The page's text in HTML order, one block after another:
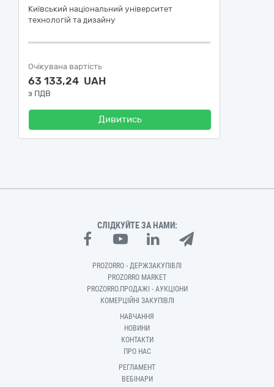
Київський національний університет
технологій та дизайну
Очікувана вартість
63 133,24 UAH
з ПДВ
Дивитись
СЛІДКУЙТЕ ЗА НАМИ:
PROZORRO - ДЕРЖЗАКУПІВЛІ
PROZORRO MARKET
PROZORRO.ПРОДАЖІ - АУКЦІОНИ
КОМЕРЦІЙНІ ЗАКУПІВЛІ
НАВЧАННЯ
НОВИНИ
КОНТАКТИ
ПРО НАС
РЕГЛАМЕНТ
ВЕБІНАРИ